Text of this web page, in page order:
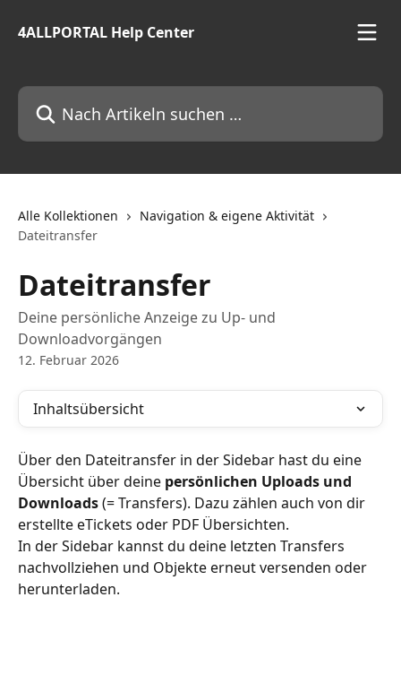
4ALLPORTAL Help Center
Nach Artikeln suchen …
Alle Kollektionen
Navigation & eigene Aktivität
Dateitransfer
Dateitransfer
Deine persönliche Anzeige zu Up- und
Downloadvorgängen
12. Februar 2026
Inhaltsübersicht
Über den Dateitransfer in der Sidebar hast du eine
Übersicht über deine persönlichen Uploads und
Downloads (= Transfers). Dazu zählen auch von dir
erstellte eTickets oder PDF Übersichten.
In der Sidebar kannst du deine letzten Transfers
nachvollziehen und Objekte erneut versenden oder
herunterladen.